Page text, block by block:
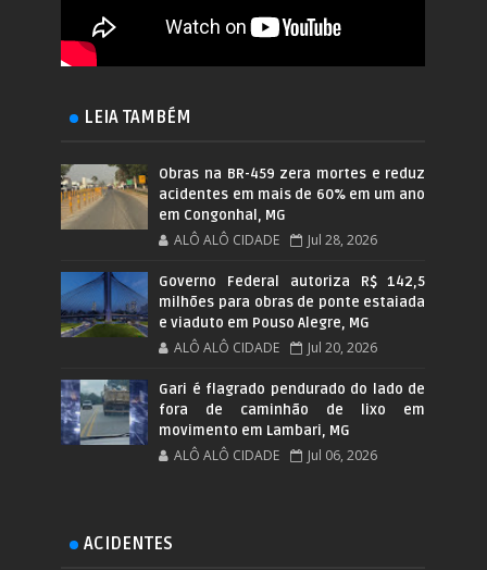
LEIA TAMBÉM
Obras na BR-459 zera mortes e reduz
acidentes em mais de 60% em um ano
em Congonhal, MG
ALÔ ALÔ CIDADE Jul 28, 2026
Governo Federal autoriza R$ 142,5
milhões para obras de ponte estaiada
e viaduto em Pouso Alegre, MG
ALÔ ALÔ CIDADE Jul 20, 2026
Gari é flagrado pendurado do lado de
fora de caminhão de lixo em
movimento em Lambari, MG
ALÔ ALÔ CIDADE Jul 06, 2026
ACIDENTES